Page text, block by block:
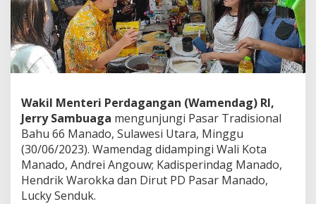
a
g
a
S
i
d
P
a
s
a
r
B
a
Wakil Menteri Perdagangan (Wamendag) RI,
Jerry Sambuaga mengunjungi Pasar Tradisional
Bahu 66 Manado, Sulawesi Utara, Minggu
(30/06/2023). Wamendag didampingi Wali Kota
Manado, Andrei Angouw; Kadisperindag Manado,
Hendrik Warokka dan Dirut PD Pasar Manado,
Lucky Senduk.